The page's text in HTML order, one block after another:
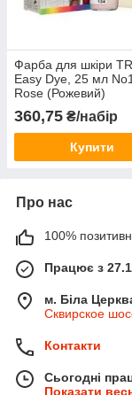
Фарба для шкіри
Easy Dye, 25 мл
Rose (Рожевий)
360,75 ₴/набір
Купити
Про нас
100%
Працює з
м. Біла
Сквирское
Контакти
Сьогодні
Показати